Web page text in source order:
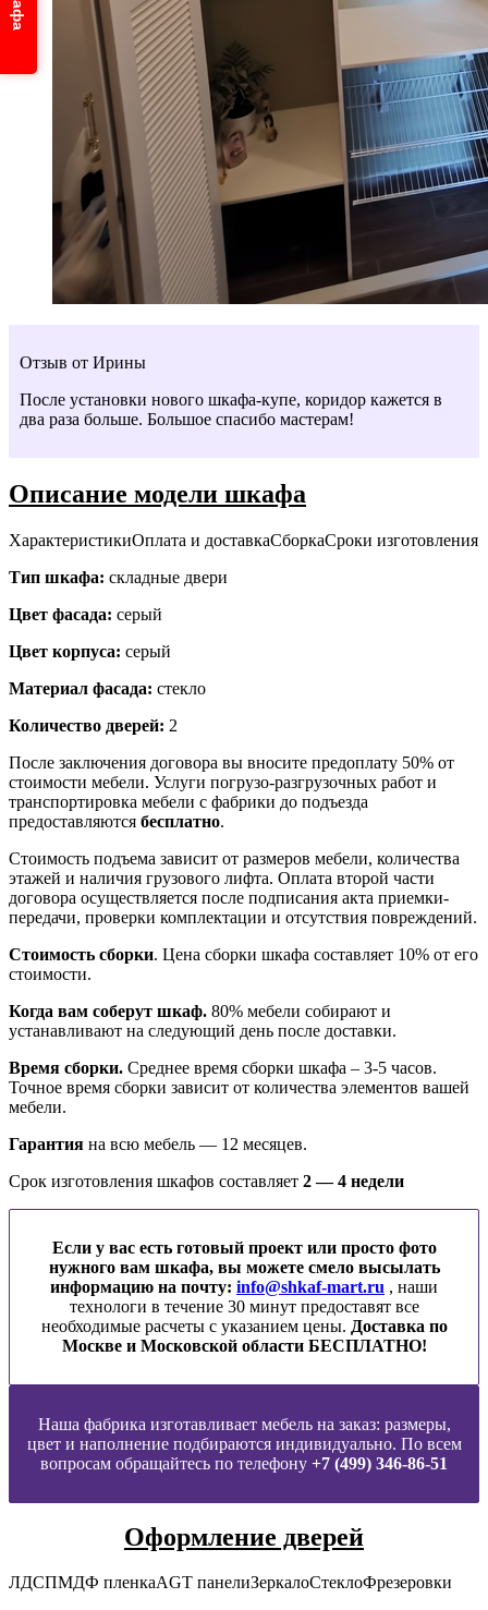
Отзыв от Ирины
После установки нового шкафа-купе, коридор кажется в
два раза больше. Большое спасибо мастерам!
Описание модели шкафа
ХарактеристикиОплата и доставкаСборкаСроки изготовления
Тип шкафа: складные двери
Цвет фасада: серый
Цвет корпуса: серый
Материал фасада: стекло
Количество дверей: 2
После заключения договора вы вносите предоплату 50% от
стоимости мебели. Услуги погрузо-разгрузочных работ и
транспортировка мебели с фабрики до подъезда
предоставляются бесплатно.
Стоимость подъема зависит от размеров мебели, количества
этажей и наличия грузового лифта. Оплата второй части
договора осуществляется после подписания акта приемки-
передачи, проверки комплектации и отсутствия повреждений.
Стоимость сборки. Цена сборки шкафа составляет 10% от его
стоимости.
Когда вам соберут шкаф. 80% мебели собирают и
устанавливают на следующий день после доставки.
Время сборки. Среднее время сборки шкафа – 3-5 часов.
Точное время сборки зависит от количества элементов вашей
мебели.
Гарантия на всю мебель — 12 месяцев.
Срок изготовления шкафов составляет 2 — 4 недели
Если у вас есть готовый проект или просто фото
нужного вам шкафа, вы можете смело высылать
информацию на почту: info@shkaf-mart.ru , наши
технологи в течение 30 минут предоставят все
необходимые расчеты с указанием цены. Доставка по
Москве и Московской области БЕСПЛАТНО!
Наша фабрика изготавливает мебель на заказ: размеры,
цвет и наполнение подбираются индивидуально. По всем
вопросам обращайтесь по телефону +7 (499) 346-86-51
Оформление дверей
ЛДСПМДФ пленкаAGT панелиЗеркалоСтеклоФрезеровки